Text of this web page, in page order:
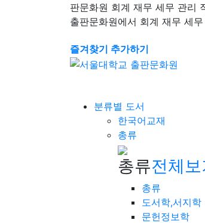
판문화원 회계 재무 세무 관리
출판문화원에서 회계 재무 세
즐겨찾기 추가하기
분류별 도서
한국어교재
총류
총류전체
총류
도서학,서지학
문헌정보학